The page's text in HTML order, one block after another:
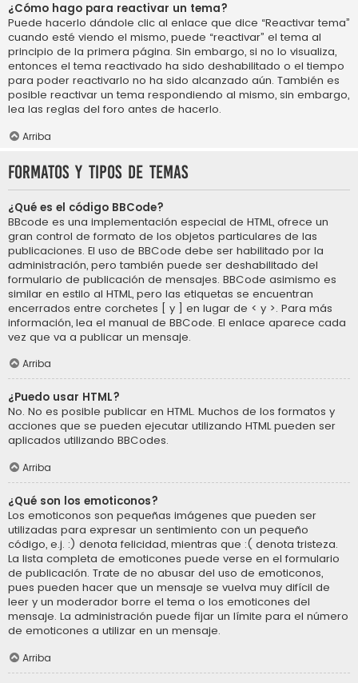
¿Cómo hago para reactivar un tema?
Puede hacerlo dándole clic al enlace que dice “Reactivar tema”
cuando esté viendo el mismo, puede “reactivar” el tema al
principio de la primera página. Sin embargo, si no lo visualiza,
entonces el tema reactivado ha sido deshabilitado o el tiempo
para poder reactivarlo no ha sido alcanzado aún. También es
posible reactivar un tema respondiendo al mismo, sin embargo,
lea las reglas del foro antes de hacerlo.
Arriba
Formatos y tipos de temas
¿Qué es el código BBCode?
BBcode es una implementación especial de HTML, ofrece un
gran control de formato de los objetos particulares de las
publicaciones. El uso de BBCode debe ser habilitado por la
administración, pero también puede ser deshabilitado del
formulario de publicación de mensajes. BBCode asimismo es
similar en estilo al HTML, pero las etiquetas se encuentran
encerrados entre corchetes [ y ] en lugar de < y >. Para más
información, lea el manual de BBCode. El enlace aparece cada
vez que va a publicar un mensaje.
Arriba
¿Puedo usar HTML?
No. No es posible publicar en HTML. Muchos de los formatos y
acciones que se pueden ejecutar utilizando HTML pueden ser
aplicados utilizando BBCodes.
Arriba
¿Qué son los emoticonos?
Los emoticonos son pequeñas imágenes que pueden ser
utilizadas para expresar un sentimiento con un pequeño
código, e.j. :) denota felicidad, mientras que :( denota tristeza.
La lista completa de emoticones puede verse en el formulario
de publicación. Trate de no abusar del uso de emoticonos,
pues pueden hacer que un mensaje se vuelva muy difícil de
leer y un moderador borre el tema o los emoticones del
mensaje. La administración puede fijar un límite para el número
de emoticones a utilizar en un mensaje.
Arriba